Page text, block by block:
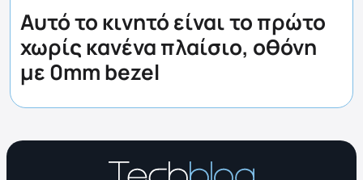
Αυτό το κινητό είναι το πρώτο
χωρίς κανένα πλαίσιο, οθόνη
με 0mm bezel